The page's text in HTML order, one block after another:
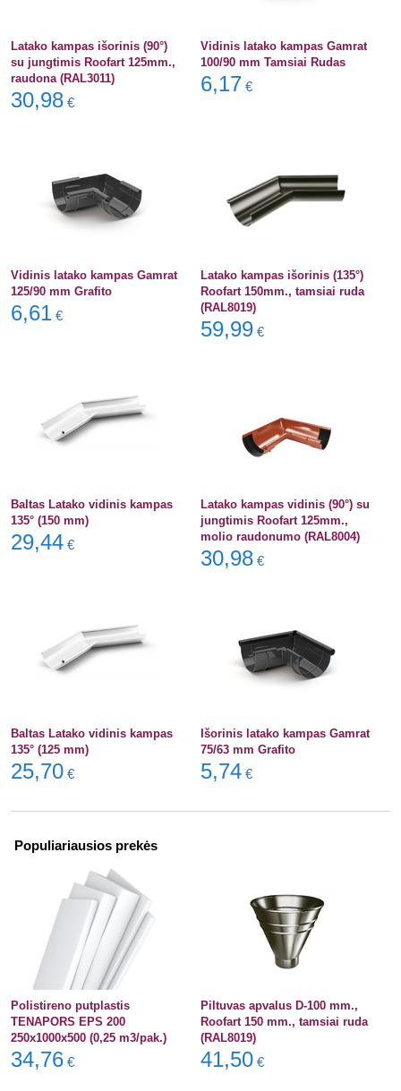
Latako kampas išorinis (90°)
su jungtimis Roofart 125mm.,
raudona (RAL3011)
30,98 €
Vidinis latako kampas Gamrat
100/90 mm Tamsiai Rudas
6,17 €
Vidinis latako kampas Gamrat
125/90 mm Grafito
6,61 €
Latako kampas išorinis (135°)
Roofart 150mm., tamsiai ruda
(RAL8019)
59,99 €
Baltas Latako vidinis kampas
135° (150 mm)
29,44 €
Latako kampas vidinis (90°) su
jungtimis Roofart 125mm.,
molio raudonumo (RAL8004)
30,98 €
Baltas Latako vidinis kampas
135° (125 mm)
25,70 €
Išorinis latako kampas Gamrat
75/63 mm Grafito
5,74 €
Populiariausios prekės
Polistireno putplastis
TENAPORS EPS 200
250x1000x500 (0,25 m3/pak.)
34,76 €
Piltuvas apvalus D-100 mm.,
Roofart 150 mm., tamsiai ruda
(RAL8019)
41,50 €